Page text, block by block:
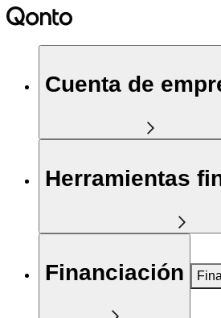
Cuenta de
Herramientas
Financiación